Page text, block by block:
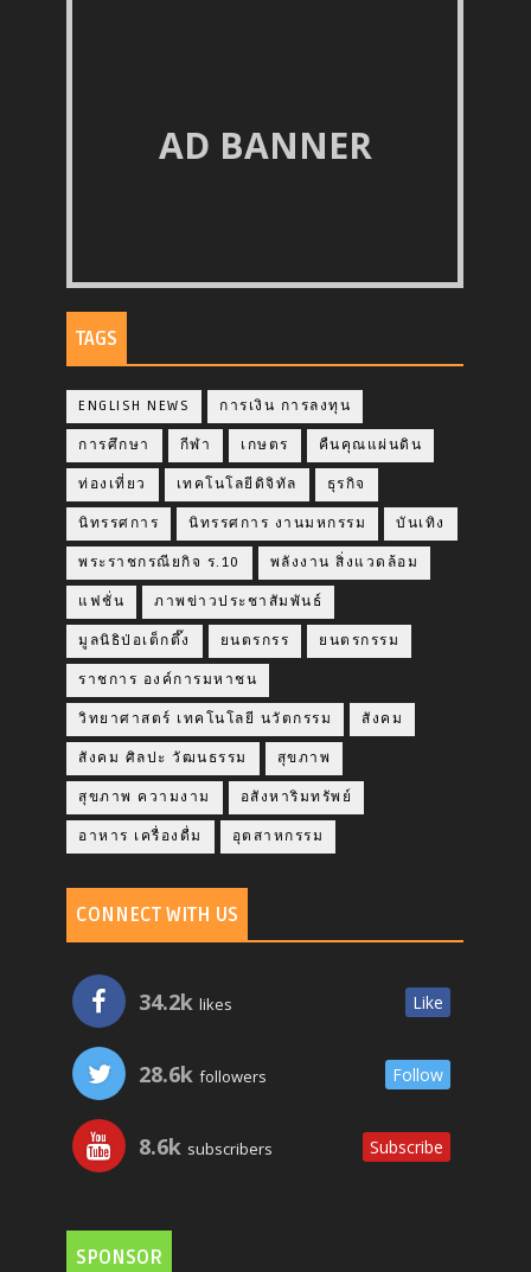
AD BANNER
TAGS
ENGLISH NEWS การเงิน การลงทุน
การศึกษา กีฬา เกษตร คืนคุณแผ่นดิน
ท่องเที่ยว เทคโนโลยีดิจิทัล ธุรกิจ
นิทรรศการ นิทรรศการ งานมหกรรม บันเทิง
พระราชกรณียกิจ ร.10 พลังงาน สิ่งแวดล้อม
แฟชั่น ภาพข่าวประชาสัมพันธ์
มูลนิธิป่อเต็กตึ๊ง ยนตรกรร ยนตรกรรม
ราชการ องค์การมหาชน
วิทยาศาสตร์ เทคโนโลยี นวัตกรรม สังคม
สังคม ศิลปะ วัฒนธรรม สุขภาพ
สุขภาพ ความงาม อสังหาริมทรัพย์
อาหาร เครื่องดื่ม อุตสาหกรรม
CONNECT WITH US
34.2k likes Like
28.6k followers Follow
8.6k subscribers Subscribe
SPONSOR